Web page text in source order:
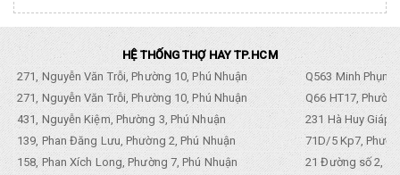
HỆ THỐNG THỢ HAY TP.HCM
271, Nguyễn Văn Trỗi, Phường 10, Phú Nhuận
Q563 Minh
271, Nguyễn Văn Trỗi, Phường 10, Phú Nhuận
Q66 HT17,
431, Nguyễn Kiệm, Phường 3, Phú Nhuận
231 Hà Huy Giáp,
139, Phan Đăng Lưu, Phường 2, Phú Nhuận
71D/5 Kp7,
158, Phan Xích Long, Phường 7, Phú Nhuận
21 Đường số 2,